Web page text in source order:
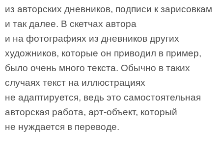
из авторских дневников, подписи к зарисовкам
и так далее. В скетчах автора
и на фотографиях из дневников других
художников, которые он приводил в пример,
было очень много текста. Обычно в таких
случаях текст на иллюстрациях
не адаптируется, ведь это самостоятельная
авторская работа, арт-объект, который
не нуждается в переводе.